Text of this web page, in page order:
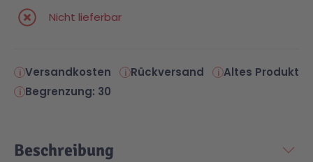
Star Wars™
Technic
Aktion
Aktion
Spiel-Ei
Nicht lieferbar
Versandkosten Rückversand
Altes Produkt
Begrenzung: 30
Beschreibung